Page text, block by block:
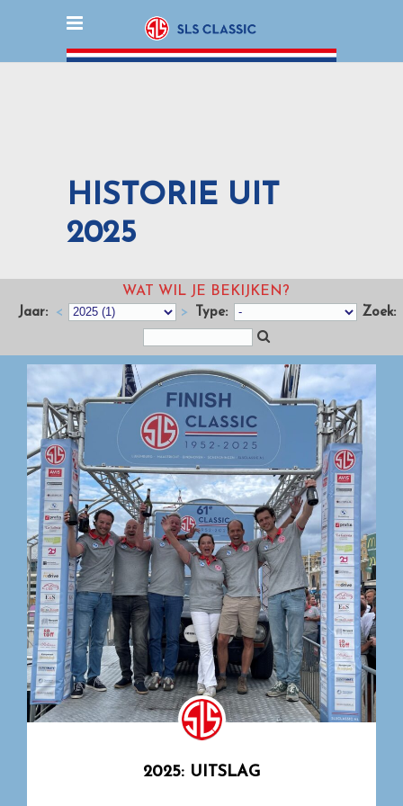
HISTORIE UIT
2025
WAT WIL JE BEKIJKEN?
Jaar: < > Type: Zoek:
2025: UITSLAG